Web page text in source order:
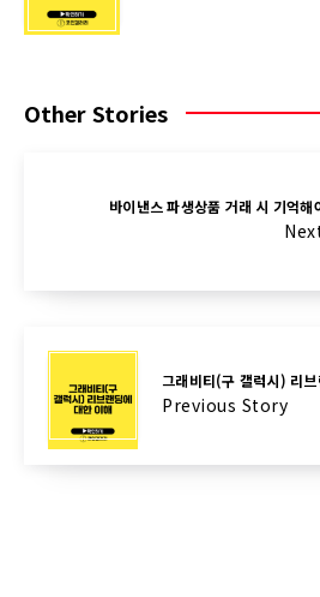
Other Stories
바이낸스 파생상품 거래 시 기억해
그래비티(구 갤럭시) 리
Previous Story